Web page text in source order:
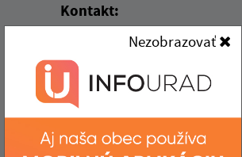
Nezobrazovať
Kontakt:
Obecný úrad Silická
Brezová
Silická Brezová 70
049 11 Plešivec
obecsb@gmail.com